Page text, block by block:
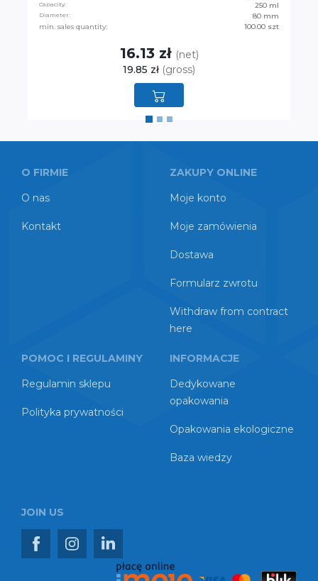
Capacity: 250 ml
Diameter:
80 mm
min. sales quantity:
100.00 szt
16.13 zł (net)
19.85 zł (gross)
O FIRMIE
O nas
Kontakt
ZAKUPY ONLINE
Moje konto
Moje zamówienia
Dostawa
Formularz zwrotu
Withdraw from contract
here
POMOC I REGULAMINY
Regulamin sklepu
Polityka prywatności
INFORMACJE
Dedykowane
opakowania
Opakowania ekologiczne
Baza wiedzy
JOIN US